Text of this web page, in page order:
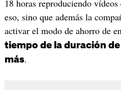
18 horas reproduciendo
eso, sino que además la
activar el modo de ahorro de
tiempo de la duración
más.